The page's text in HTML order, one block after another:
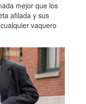
mejor que los
afilada y sus
vaquero